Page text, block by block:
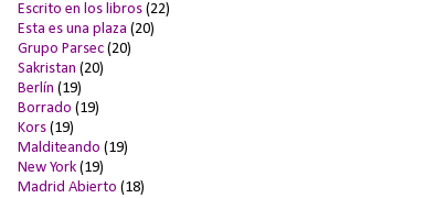
Escrito en los libros (22)
Esta es una plaza (20)
Grupo Parsec (20)
Sakristan (20)
Berlín (19)
Borrado (19)
Kors (19)
Malditeando (19)
New York (19)
Madrid Abierto (18)